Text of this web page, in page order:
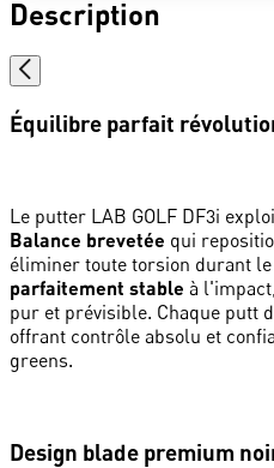
Description
Équilibre parfait
Le putter LAB GOLF DF3i
Balance brevetée qui
éliminer toute torsion durant
parfaitement stable à
pur et prévisible. Chaque putt
offrant contrôle absolu et
greens.
Design blade premium